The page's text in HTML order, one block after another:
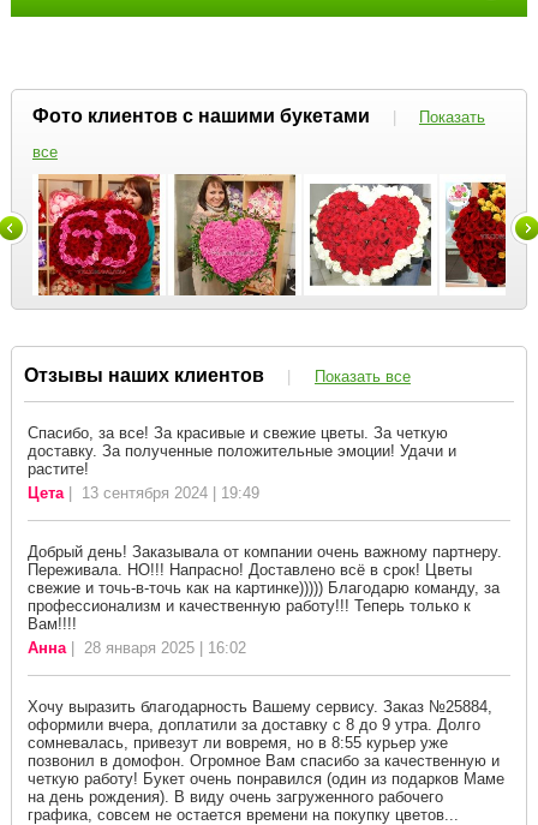
Фото клиентов с нашими букетами |
Показать
все
Отзывы наших клиентов | Показать все
Спасибо, за все! За красивые и свежие цветы. За четкую
доставку. За полученные положительные эмоции! Удачи и
растите!
Цета| 13 сентября 2024 | 19:49
Добрый день! Заказывала от компании очень важному партнеру.
Переживала. НО!!! Напрасно! Доставлено всё в срок! Цветы
свежие и точь-в-точь как на картинке))))) Благодарю команду, за
профессионализм и качественную работу!!! Теперь только к
Вам!!!!
Анна| 28 января 2025 | 16:02
Хочу выразить благодарность Вашему сервису. Заказ №25884,
оформили вчера, доплатили за доставку с 8 до 9 утра. Долго
сомневалась, привезут ли вовремя, но в 8:55 курьер уже
позвонил в домофон. Огромное Вам спасибо за качественную и
четкую работу! Букет очень понравился (один из подарков Маме
на день рождения). В виду очень загруженного рабочего
графика, совсем не остается времени на покупку цветов...